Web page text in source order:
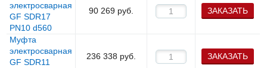
электросварная
GF SDR17
PN10 d560
90 269 руб. ЗАКАЗАТЬ
Муфта
электросварная
GF SDR11
236 338 руб. ЗАКАЗАТЬ